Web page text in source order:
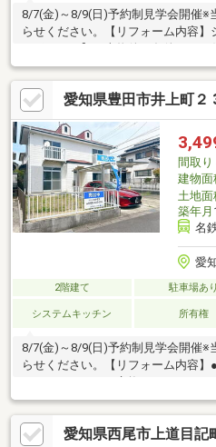
8/7(金)～8/9(日)予約制見学会開催※
らせください。【リフォーム内容】
めポイント】・本物件は条件により
す。・シロアリ防除工事施工後5年
ーンの組み方や金融機関をご提案
お気軽にご相談ください。【周辺施
650ｍ（徒歩約9分）・益富中学校
転車約12分）・メグリア五ケ丘店
車約3分）
愛知県豊田市井上町２
間取り
建物面
土地面
築年月
名
愛
2階建て 駐車場あり
システムキッチン 所有権
8/7(金)～8/9(日)予約制見学会開催※
らせください。【リフォーム内容】
交換、洗面化粧台交換、フローリ
ッションフロア張替え、クローゼ
換、インターホン設置、火災警報器
愛知県西尾市上道目記